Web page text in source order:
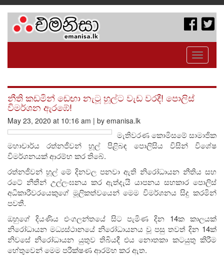
Toggle
නීති කඩමින් ඩෙඟා නැටූ හූල්ට වැඩ වරදී! පොලිස්
විමර්ශන ඇරඹේ!
May 23, 2020 at 10:16 am | by emanisa.lk
මැතිවරණ කොමිසමේ සාමාජික
මහාචාර්ය රත්නජීවන් හූල් පිළිබඳ පොලිසිය විසින් විශේෂ
විමර්ශනයක් ආරම්භ කර තිබේ.
රත්නජීවන් හූල් මේ දිනවල පනවා ඇති නිරෝධායන නීතිය සහ
රටේ නීතීන් උල්ලංඝනය කර ඇත්දැයි යාපනය සහකාර පොලිස්
අධිකාරීවරයෙකුගේ මූලිකත්වයෙන් මෙම විමර්ශනය සිදු කරමින්
පවතී.
ඔහුගේ දියණිය එංගලන්තයේ සිට පැමිණ දින 14ක කාලයක්
නිරෝධායන මධ්‍යස්ථානයේ නිරෝධායනය වූ පසු තවත් දින 14ක්
නිවසේ නිරෝධායන යුතුව තිබියදී එය නොතකා කටයුතු කිරීම
හේතුවෙන් මෙම පරීක්ෂණ ආරම්භ කර ඇත.